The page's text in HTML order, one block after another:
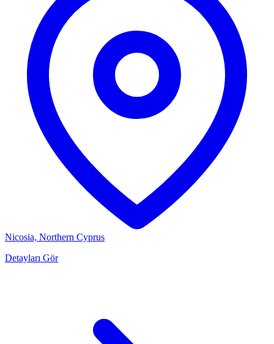
Nicosia, Northern Cyprus
Detayları Gör